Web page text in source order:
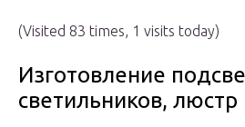
(Visited 83 times, 1 visits today)
Изготовление
светильников, люстр